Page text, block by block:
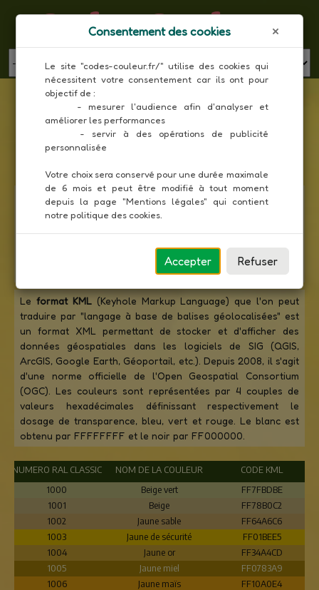
Codes Couleur
MENU
Liste des couleurs RAL Classic en code KML
Toutes les couleurs
Le nuancier RAL Classic est le nuancier de référence pour
les professionnels de l'industrie (peinture en bâtiment,
couleurs de fer micacées, 5 couleurs lumineuses et 15
Le format KML(Keyhole Markup Language) que l'on peut
traduire par "langage à base de balises géolocalisées" est
un format XML permettant de stocker et d'afficher des
données géospatiales dans les logiciels de SIG (QGIS,
ArcGIS, Google Earth, Géoportail, etc.). Depuis 2008, il s'agit
d'une norme officielle de l'Open Geospatial Consortium
(OGC). Les couleurs sont représentées par 4 couples de
valeurs hexadécimales définissant respectivement le
dosage de transparence, bleu, vert et rouge. Le blanc est
obtenu par FFFFFFFF et le noir par FF000000.
NUMERO RAL CLASSIC NOM DE LA COULEUR
CODE KML
1000
Beige vert
FF7FBDBE
1001
Beige
FF78B0C2
1002
Jaune sable
FF64A6C6
1003
Jaune de sécurité
FF01BEE5
1004
Jaune or
FF34A4CD
1005
Jaune miel
FF0783A9
1006
Jaune maïs
FF10A0E4
Consentement des cookies
Le site "codes-couleur.fr/" utilise des cookies qui
nécessitent votre consentement car ils ont pour
objectif de :
améliorer les performances
     - servir à des opérations de publicité
personnalisée
Votre choix sera conservé pour une durée maximale
de 6 mois et peut être modifié à tout moment
depuis la page "Mentions légales" qui contient
notre politique des cookies.
Accepter Refuser